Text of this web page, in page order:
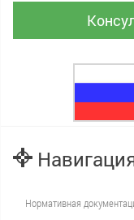
Нормативная